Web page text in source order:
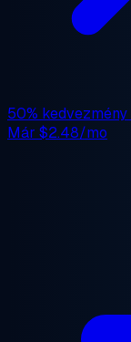
50% kedvezmény
Már $2.48/mo